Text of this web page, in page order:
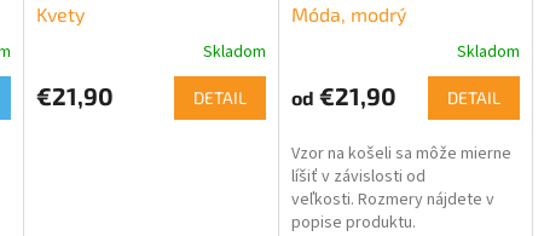
Kvety
Skladom
€21,90 DETAIL
Móda, modrý
Skladom
od €21,90 DETAIL
Vzor na košeli sa môže mierne
líšiť v závislosti od
veľkosti. Rozmery nájdete v
popise produktu.